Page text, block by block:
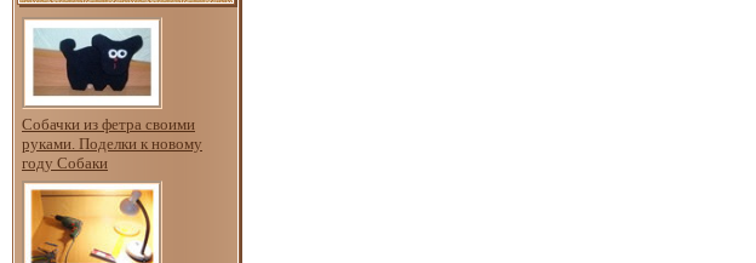
Собачки из фетра своими
руками. Поделки к новому
году Собаки